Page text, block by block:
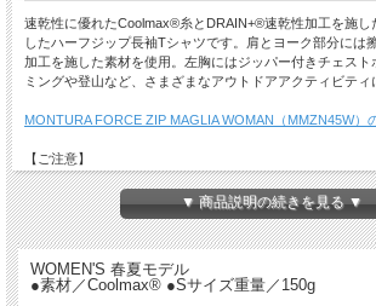
速乾性に優れたCoolmax®糸とDRAIN+®速乾性加工を施し
したハーフジップ長袖Tシャツです。肩とヨーク部分には
加工を施した素材を使用。左胸にはジッパー付きチェスト
ミングや登山など、さまざまなアウトドアアクティビティ
MONTURA FORCE ZIP MAGLIA WOMAN（MMZN45W）
【ご注意】
・特価品につき返品・交換はできません。
・店舗でも同時販売しておりますので時間差で完売になる
以上、予めご了承ください。
▼ 商品説明の続きを見る ▼
WOMEN'S 春夏モデル
●素材／Coolmax® ●Sサイズ重量／150g